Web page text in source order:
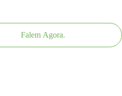
Falem Agora.